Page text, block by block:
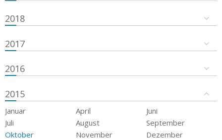
2018
2017
2016
2015
Januar April
Juni
Juli
August
September
Oktober
November Dezember